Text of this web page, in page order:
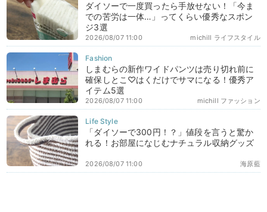
ダイソーで一度買ったら手放せない！「今ま
での苦労は一体…」ってくらい優秀なスポン
ジ3選
michill ライフスタイル
2026/08/07 11:00
しまむらの新作ワイドパンツは売り切れ前に
確保しとこ♡はくだけでサマになる！優秀ア
イテム5選
michill ファッション
2026/08/07 11:00
「ダイソーで300円！？」値段を言うと驚か
れる！お部屋になじむナチュラル収納グッズ
海原藍
2026/08/07 11:00